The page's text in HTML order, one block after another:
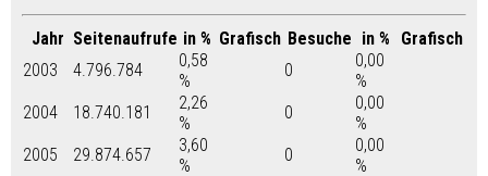
Jahr Seitenaufrufe in % Grafisch Besuche in %
Grafisch
2003
4.796.784
0,58
%
0
0,00
%
2004
18.740.181
2,26
%
0
0,00
%
2005
29.874.657
3,60
%
0
0,00
%